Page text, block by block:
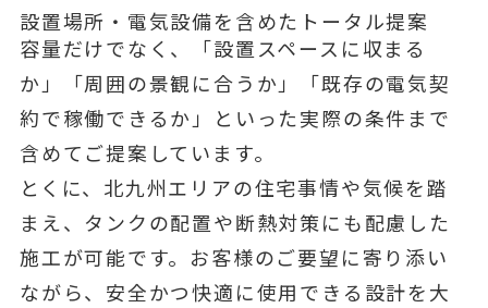
設置場所・電気設備を含めたトータル提案
容量だけでなく、「設置スペースに収まる
か」「周囲の景観に合うか」「既存の電気契
約で稼働できるか」といった実際の条件まで
含めてご提案しています。
とくに、北九州エリアの住宅事情や気候を踏
まえ、タンクの配置や断熱対策にも配慮した
施工が可能です。お客様のご要望に寄り添い
ながら、安全かつ快適に使用できる設計を大